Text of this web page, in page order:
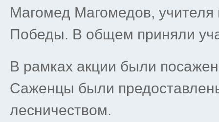
Магомед Магомедов,
Победы. В общем приняли
В рамках акции были
Саженцы были
лесничеством.